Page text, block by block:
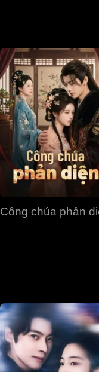
Công chúa phản